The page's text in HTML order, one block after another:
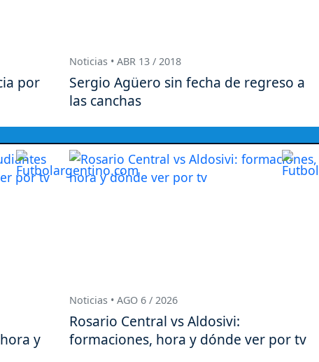
por
Noticias • ABR 13 / 2018
Sergio Agüero sin fecha de regreso a
las canchas
y
Noticias • AGO 6 / 2026
Rosario Central vs Aldosivi:
formaciones, hora y dónde ver por tv